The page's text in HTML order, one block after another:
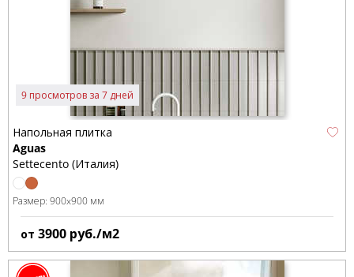
9 просмотров за 7 дней
Напольная плитка
Aguas
Settecento (Италия)
Размер: 900x900 мм
от 3900 руб./м2